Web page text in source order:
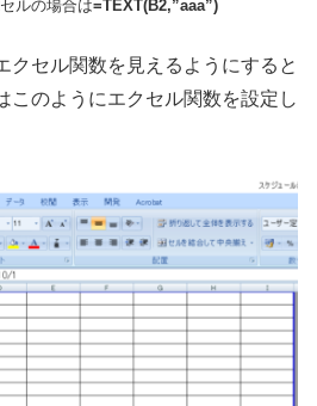
ルの場合は=TEXT(B2,”aaa”)
クセル関数を見えるようにすると
このようにエクセル関数を設定し